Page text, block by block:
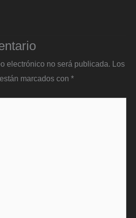
electrónico no será publicada. Los
marcados con *